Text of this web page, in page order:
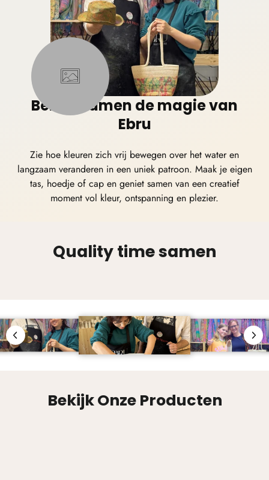
Beleef samen de magie van
Ebru
Zie hoe kleuren zich vrij bewegen over het water en
langzaam veranderen in een uniek patroon. Maak je eigen
tas, hoedje of cap en geniet samen van een creatief
moment vol kleur, ontspanning en plezier.
Quality time samen
Bekijk Onze Producten